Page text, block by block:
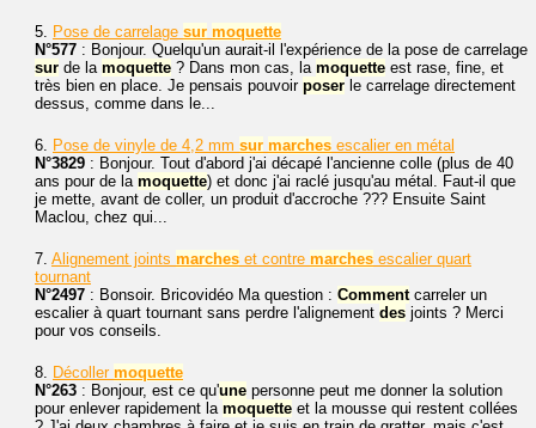
5. Pose de carrelage sur moquette
N°577 : Bonjour. Quelqu'un aurait-il l'expérience de la pose de carrelage
sur de la moquette ? Dans mon cas, la moquette est rase, fine, et
très bien en place. Je pensais pouvoir poser le carrelage directement
dessus, comme dans le...
6. Pose de vinyle de 4,2 mm sur marches escalier en métal
N°3829 : Bonjour. Tout d'abord j'ai décapé l'ancienne colle (plus de 40
ans pour de la moquette) et donc j'ai raclé jusqu'au métal. Faut-il que
je mette, avant de coller, un produit d'accroche ??? Ensuite Saint
Maclou, chez qui...
7. Alignement joints marches et contre marches escalier quart
tournant
N°2497 : Bonsoir. Bricovidéo Ma question : Commentcarreler un
escalier à quart tournant sans perdre l'alignement des joints ? Merci
pour vos conseils.
8. Décoller moquette
N°263 : Bonjour, est ce qu'une personne peut me donner la solution
pour enlever rapidement la moquette et la mousse qui restent collées